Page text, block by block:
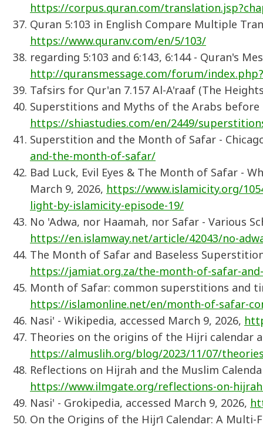
https://corpus.quran.com/
Quran 5:103 in English Compare Multiple
https://www.quranv.com/en/5/103/
regarding 5:103 and 6:143, 6:144 - Quran's
http://quransmessage.com/forum/
Superstitions and Myths of the Arabs before
https://shiastudies.com/en/2449/
Superstition and the Month of Safar -
and-the-month-of-safar/
Bad Luck, Evil Eyes & The Month of Safar -
March 9, 2026, https://www.islamicity.org/
light-by-islamicity-episode-19/
No 'Adwa, nor Haamah, nor Safar - Various
https://en.islamway.net/article/42043/no-
The Month of Safar and Baseless
https://jamiat.org.za/the-month-of-safar-
Month of Safar: common superstitions and
https://islamonline.net/en/month-of-safar-
Nasi' - Wikipedia, accessed March 9, 2026,
Theories on the origins of the Hijri calendar
https://almuslih.org/blog/2023/11/07/
Reflections on Hijrah and the Muslim
https://www.ilmgate.org/reflections-on-
Nasi' - Grokipedia, accessed March 9, 2026,
On the Origins of the Hijrī Calendar: A Multi-